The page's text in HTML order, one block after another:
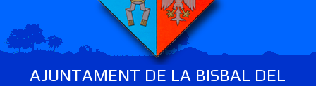
AJUNTAMENT DE LA BISBAL DEL